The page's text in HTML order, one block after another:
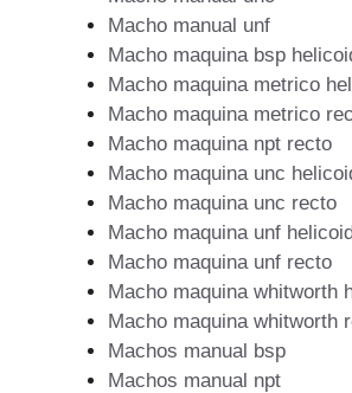
Macho manual unf
Macho maquina bsp
Macho maquina metrico
Macho maquina metrico
Macho maquina npt recto
Macho maquina unc
Macho maquina unc recto
Macho maquina unf
Macho maquina unf recto
Macho maquina whitworth
Macho maquina whitworth
Machos manual bsp
Machos manual npt